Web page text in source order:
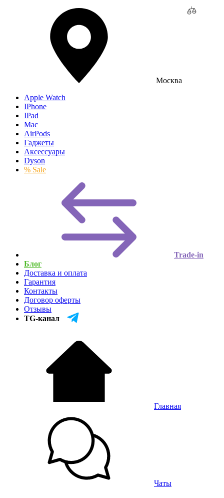
Москва
Apple Watch
IPhone
IPad
Mac
AirPods
Гаджеты
Аксессуары
Dyson
% Sale
Trade-in
Блог
Доставка и оплата
Гарантия
Контакты
Договор оферты
Отзывы
TG-канал
Главная
Чаты